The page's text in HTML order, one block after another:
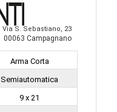
Via S. Sebastiano, 23
00063 Campagnano
Arma Corta
Semiautomatica
9 x 21